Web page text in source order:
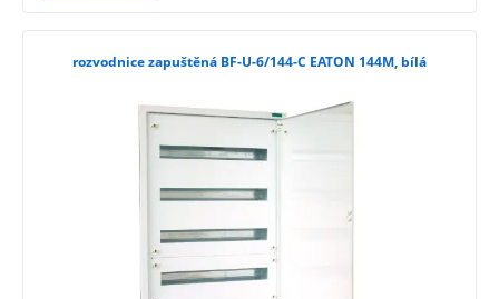
rozvodnice zapuštěná BF-U-6/144-C EATON 144M, bílá